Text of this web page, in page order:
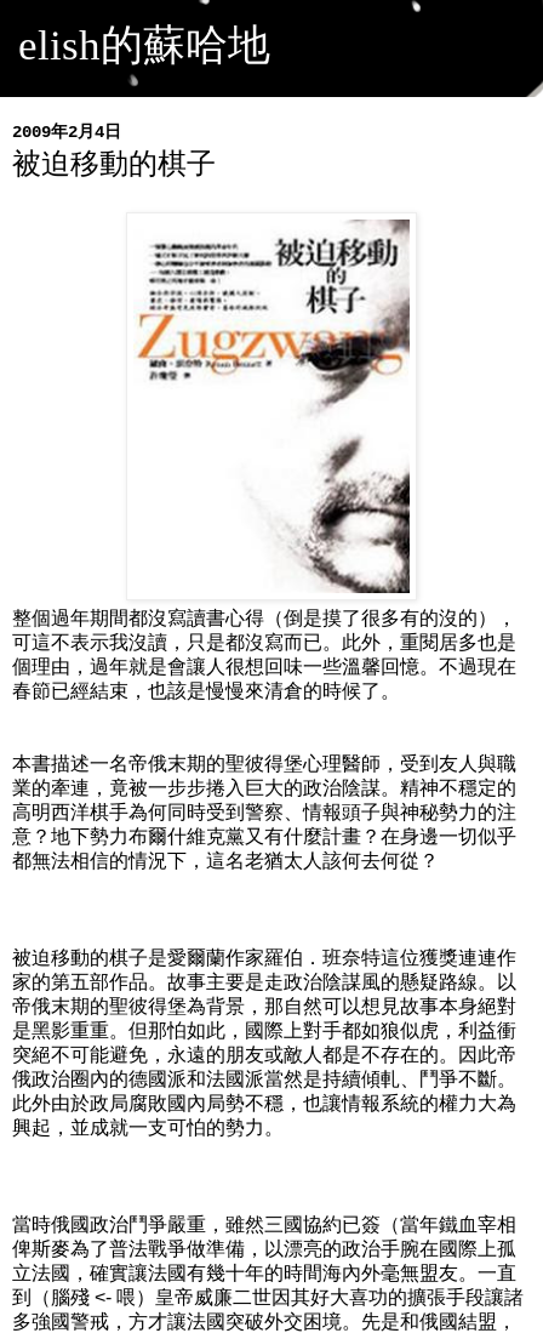
elish的蘇哈地
2009年2月4日
被迫移動的棋子
整個過年期間都沒寫讀書心得（倒是摸了很多有的沒的），
可這不表示我沒讀，只是都沒寫而已。此外，重閱居多也是
個理由，過年就是會讓人很想回味一些溫馨回憶。不過現在
春節已經結束，也該是慢慢來清倉的時候了。
本書描述一名帝俄末期的聖彼得堡心理醫師，受到友人與職
業的牽連，竟被一步步捲入巨大的政治陰謀。精神不穩定的
高明西洋棋手為何同時受到警察、情報頭子與神秘勢力的注
意？地下勢力布爾什維克黨又有什麼計畫？在身邊一切似乎
都無法相信的情況下，這名老猶太人該何去何從？
被迫移動的棋子是愛爾蘭作家羅伯．班奈特這位獲獎連連作
家的第五部作品。故事主要是走政治陰謀風的懸疑路線。以
帝俄末期的聖彼得堡為背景，那自然可以想見故事本身絕對
是黑影重重。但那怕如此，國際上對手都如狼似虎，利益衝
突絕不可能避免，永遠的朋友或敵人都是不存在的。因此帝
俄政治圈內的德國派和法國派當然是持續傾軋、鬥爭不斷。
此外由於政局腐敗國內局勢不穩，也讓情報系統的權力大為
興起，並成就一支可怕的勢力。
當時俄國政治鬥爭嚴重，雖然三國協約已簽（當年鐵血宰相
俾斯麥為了普法戰爭做準備，以漂亮的政治手腕在國際上孤
立法國，確實讓法國有幾十年的時間海內外毫無盟友。一直
到（腦殘 <- 喂）皇帝威廉二世因其好大喜功的擴張手段讓諸
多強國警戒，方才讓法國突破外交困境。先是和俄國結盟，